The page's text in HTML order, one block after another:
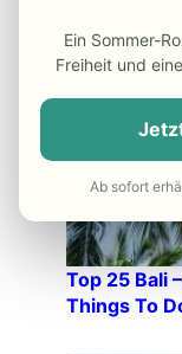
Geschäft in
Top 25 Bali
Things To
Ein Sommer-
Freiheit und
Ab sofort